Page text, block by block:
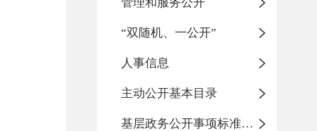
“双随机、一公开”
人事信息
主动公开基本目录
基层政务公开事项标准目录